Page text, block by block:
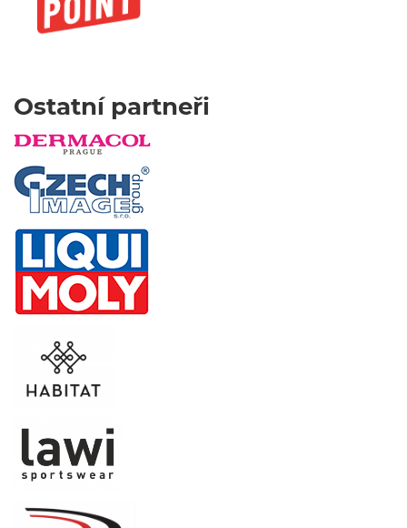
Ostatní partneři